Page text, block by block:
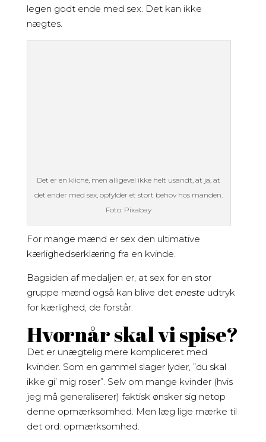
legen godt ende med sex. Det kan ikke
nægtes.
Det er en kliché, men alligevel ikke helt usandt, at ja, at
det ender med sex, opfylder et stort behov hos manden.
Foto: Pixabay
For mange mænd er sex den ultimative
kærlighedserklæring fra en kvinde.
Bagsiden af medaljen er, at sex for en stor
gruppe mænd også kan blive det enesteudtryk
for kærlighed, de forstår.
Hvornår skal vi spise?
Det er unægtelig mere kompliceret med
kvinder. Som en gammel slager lyder, ”du skal
ikke gi’ mig roser”. Selv om mange kvinder (hvis
jeg må generaliserer) faktisk ønsker sig netop
denne opmærksomhed. Men læg lige mærke til
det ord: opmærksomhed.